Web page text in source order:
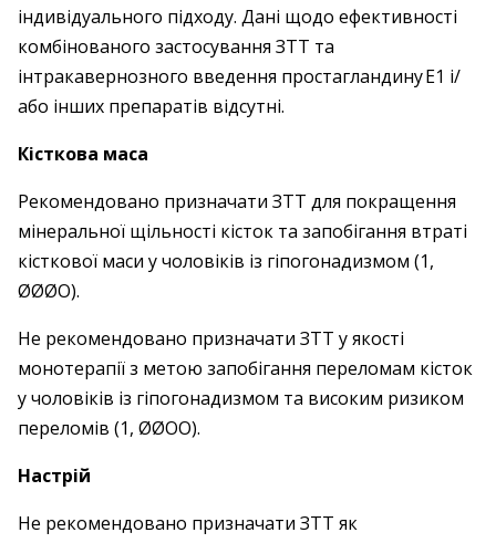
індивідуального підходу. Дані щодо ефективності
комбінованого застосування ЗТТ та
інтракавернозного введення простагландину Е1 і/
або інших препаратів відсутні.
Кісткова маса
Рекомендовано призначати ЗТТ для покращення
мінеральної щільності кісток та запобігання втраті
кісткової маси у чоловіків із гіпогонадизмом (1,
ØØØO).
Не рекомендовано призначати ЗТТ у якості
монотерапії з метою запобігання переломам кісток
у чоловіків із гіпогонадизмом та високим ризиком
переломів (1, ØØOO).
Настрій
Не рекомендовано призначати ЗТТ як